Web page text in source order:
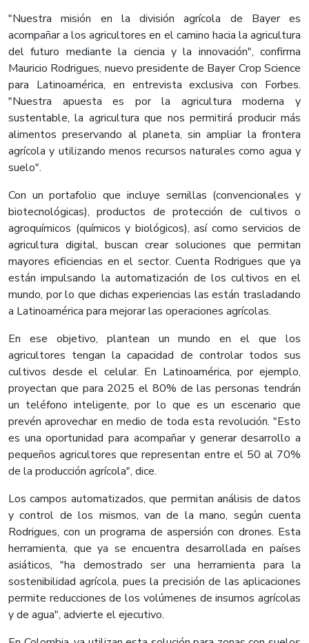
"Nuestra misión en la división agrícola de Bayer es
acompañar a los agricultores en el camino hacia la agricultura
del futuro mediante la ciencia y la innovación", confirma
Mauricio Rodrigues, nuevo presidente de Bayer Crop Science
para Latinoamérica, en entrevista exclusiva con Forbes.
"Nuestra apuesta es por la agricultura moderna y
sustentable, la agricultura que nos permitirá producir más
alimentos preservando al planeta, sin ampliar la frontera
agrícola y utilizando menos recursos naturales como agua y
suelo".
Con un portafolio que incluye semillas (convencionales y
biotecnológicas), productos de protección de cultivos o
agroquímicos (químicos y biológicos), así como servicios de
agricultura digital, buscan crear soluciones que permitan
mayores eficiencias en el sector. Cuenta Rodrigues que ya
están impulsando la automatización de los cultivos en el
mundo, por lo que dichas experiencias las están trasladando
a Latinoamérica para mejorar las operaciones agrícolas.
En ese objetivo, plantean un mundo en el que los
agricultores tengan la capacidad de controlar todos sus
cultivos desde el celular. En Latinoamérica, por ejemplo,
proyectan que para 2025 el 80% de las personas tendrán
un teléfono inteligente, por lo que es un escenario que
prevén aprovechar en medio de toda esta revolución. "Esto
es una oportunidad para acompañar y generar desarrollo a
pequeños agricultores que representan entre el 50 al 70%
de la producción agrícola", dice.
Los campos automatizados, que permitan análisis de datos
y control de los mismos, van de la mano, según cuenta
Rodrigues, con un programa de aspersión con drones. Esta
herramienta, que ya se encuentra desarrollada en países
asiáticos, "ha demostrado ser una herramienta para la
sostenibilidad agrícola, pues la precisión de las aplicaciones
permite reducciones de los volúmenes de insumos agrícolas
y de agua", advierte el ejecutivo.